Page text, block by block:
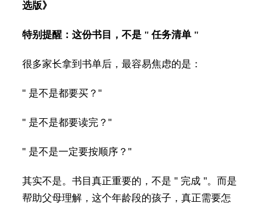
选版》
特别提醒： 这份书目，不是 " 任务清单 "
很多家长拿到书单后，最容易焦虑的是：
" 是不是都要买？"
" 是不是都要读完？"
" 是不是一定要按顺序？"
其实不是。书目真正重要的，不是 " 完成 "。而是
帮助父母理解，这个年龄段的孩子，真正需要怎